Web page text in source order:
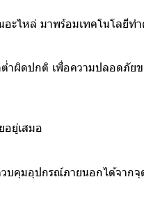
ะไหล่ มาพร้อมเทคโนโลยีท
ต่ำผิดปกติ เพื่อความปลอดภัย
อยู่เสมอ
คุมอุปกรณ์ภายนอกได้จากจุ